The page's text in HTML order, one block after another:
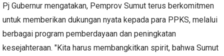
Pj Gubernur mengatakan, Pemprov Sumut terus berkomitmen
untuk memberikan dukungan nyata kepada para PPKS, melalui
berbagai program pemberdayaan dan peningkatan
kesejahteraan. "Kita harus membangkitkan spirit, bahwa Sumut